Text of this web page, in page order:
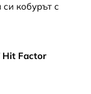
кобурът с
Hit Factor